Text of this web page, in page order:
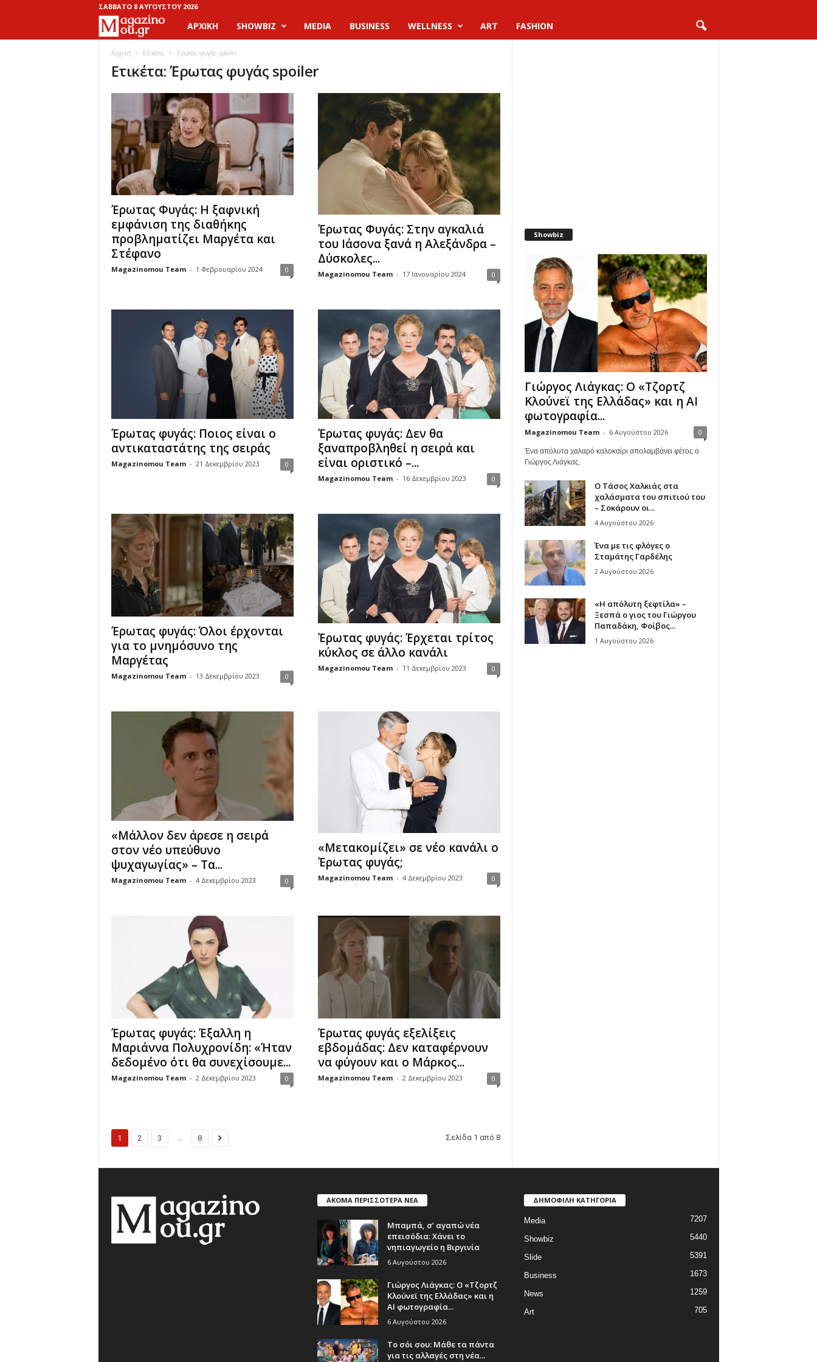
ΣΆΒΒΑΤΟ 8 ΑΥΓΟΎΣΤΟΥ 2026
a
g
a
z
i
o
M
o
ΑΡΧΙΚΉ SHOWBIZ MEDIA BUSINESS WELLNESS ART FASHION
Αρχική Ετικέτες Έρωτας φυγάς spoiler
Ετικέτα: Έρωτας φυγάς spoiler
Έρωτας Φυγάς: Η ξαφνική
εμφάνιση της διαθήκης
προβληματίζει Μαργέτα και
Στέφανο
Magazinomou Team - 1 Φεβρουαρίου 2024 0
Έρωτας Φυγάς: Στην αγκαλιά
του Ιάσονα ξανά η Αλεξάνδρα –
Δύσκολες...
Magazinomou Team - 17 Ιανουαρίου 2024 0
Έρωτας φυγάς: Ποιος είναι ο
αντικαταστάτης της σειράς
Magazinomou Team - 21 Δεκεμβρίου 2023 0
Έρωτας φυγάς: Δεν θα
ξαναπροβληθεί η σειρά και
είναι οριστικό –...
Magazinomou Team - 16 Δεκεμβρίου 2023 0
Έρωτας φυγάς: Όλοι έρχονται
για το μνημόσυνο της
Μαργέτας
Magazinomou Team - 13 Δεκεμβρίου 2023 0
Έρωτας φυγάς: Έρχεται τρίτος
κύκλος σε άλλο κανάλι
Magazinomou Team - 11 Δεκεμβρίου 2023 0
«Μάλλον δεν άρεσε η σειρά
στον νέο υπεύθυνο
ψυχαγωγίας» – Τα...
Magazinomou Team - 4 Δεκεμβρίου 2023 0
«Μετακομίζει» σε νέο κανάλι ο
Έρωτας φυγάς;
Magazinomou Team - 4 Δεκεμβρίου 2023 0
Έρωτας φυγάς: Έξαλλη η
Μαριάννα Πολυχρονίδη: «Ήταν
δεδομένο ότι θα συνεχίσουμε...
Magazinomou Team - 2 Δεκεμβρίου 2023 0
Έρωτας φυγάς εξελίξεις
εβδομάδας: Δεν καταφέρνουν
να φύγουν και ο Μάρκος...
Magazinomou Team - 2 Δεκεμβρίου 2023 0
1 2 3 ... 8 Σελίδα 1 από 8
Showbiz
Γιώργος Λιάγκας: Ο «Τζορτζ
Κλούνεϊ της Ελλάδας» και η AI
φωτογραφία...
Magazinomou Team - 6 Αυγούστου 2026 0
Ένα απόλυτα χαλαρό καλοκαίρι απολαμβάνει φέτος ο
Γιώργος Λιάγκας.
Ο Τάσος Χαλκιάς στα
χαλάσματα του σπιτιού του
– Σοκάρουν οι...
4 Αυγούστου 2026
Ένα με τις φλόγες ο
Σταμάτης Γαρδέλης
2 Αυγούστου 2026
«Η απόλυτη ξεφτίλα» –
Ξεσπά ο γιος του Γιώργου
Παπαδάκη, Φοίβος...
1 Αυγούστου 2026
ΑΚΟΜΑ ΠΕΡΙΣΣΟΤΕΡΑ ΝΕΑ
Μπαμπά, σ’ αγαπώ νέα
επεισόδια: Χάνει το
νηπιαγωγείο η Βιργινία
6 Αυγούστου 2026
Γιώργος Λιάγκας: Ο «Τζορτζ
Κλούνεϊ της Ελλάδας» και η
AI φωτογραφία...
6 Αυγούστου 2026
Το σόι σου: Μάθε τα πάντα
για τις αλλαγές στη νέα...
ΔΗΜΟΦΙΛΗ ΚΑΤΗΓΟΡΙΑ
Media 7207
Showbiz 5440
Slide 5391
Business 1673
News 1259
Art 705